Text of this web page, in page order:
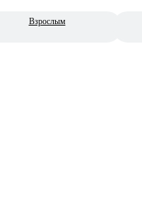
Взрослым